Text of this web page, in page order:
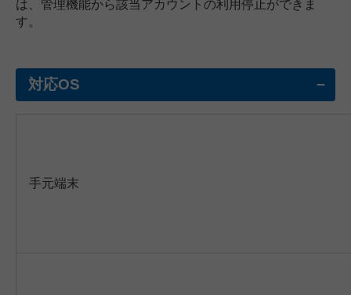
は、管理機能から該当アカウントの利用停止ができま
す。
対応OS
手元端末